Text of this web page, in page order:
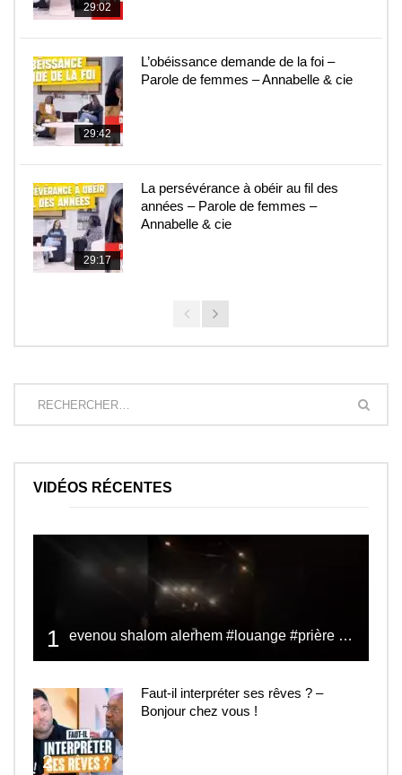
29:02
29:42
L’obéissance demande de la foi –
Parole de femmes – Annabelle & cie
29:17
La persévérance à obéir au fil des
années – Parole de femmes –
Annabelle & cie
VIDÉOS RÉCENTES
1 evenou shalom alerhem #louange #prière #shalom
2
Faut-il interpréter ses rêves ? –
Bonjour chez vous !